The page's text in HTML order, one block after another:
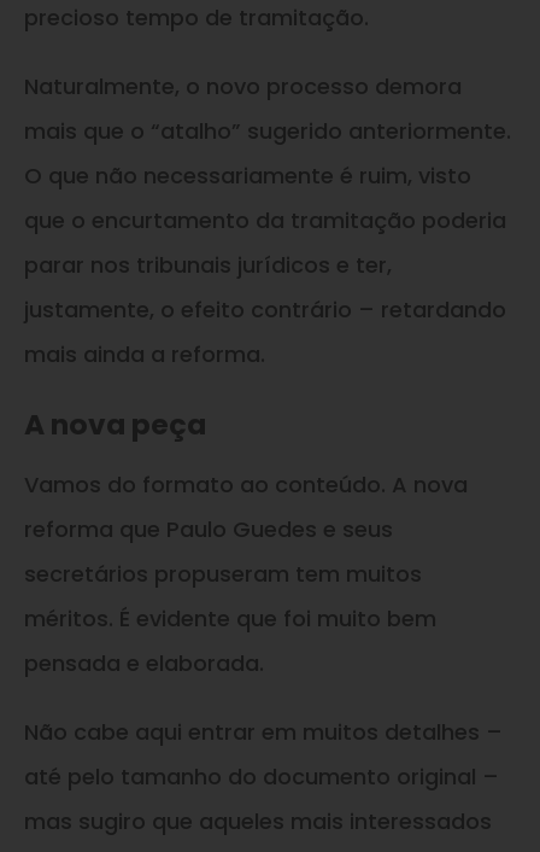
precioso tempo de tramitação.
Naturalmente, o novo processo demora
mais que o “atalho” sugerido anteriormente.
O que não necessariamente é ruim, visto
que o encurtamento da tramitação poderia
parar nos tribunais jurídicos e ter,
justamente, o efeito contrário – retardando
mais ainda a reforma.
A nova peça
Vamos do formato ao conteúdo. A nova
reforma que Paulo Guedes e seus
secretários propuseram tem muitos
méritos. É evidente que foi muito bem
pensada e elaborada.
Não cabe aqui entrar em muitos detalhes –
até pelo tamanho do documento original –
mas sugiro que aqueles mais interessados